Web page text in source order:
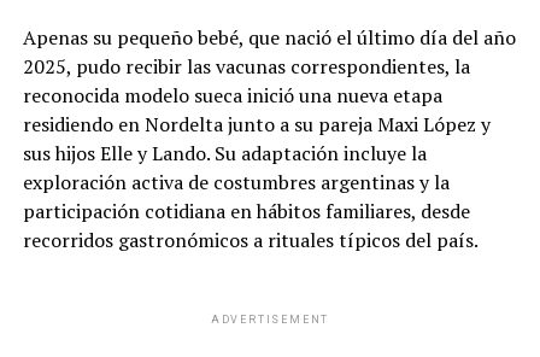
Apenas su pequeño bebé, que nació el último día del año
2025, pudo recibir las vacunas correspondientes, la
reconocida modelo sueca inició una nueva etapa
residiendo en Nordelta junto a su pareja Maxi López y
sus hijos Elle y Lando. Su adaptación incluye la
exploración activa de costumbres argentinas y la
participación cotidiana en hábitos familiares, desde
recorridos gastronómicos a rituales típicos del país.
ADVERTISEMENT